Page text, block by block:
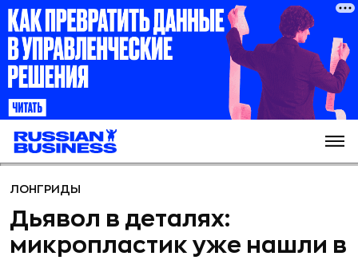
ЛОНГРИДЫ
Дьявол в деталях:
микропластик уже нашли в